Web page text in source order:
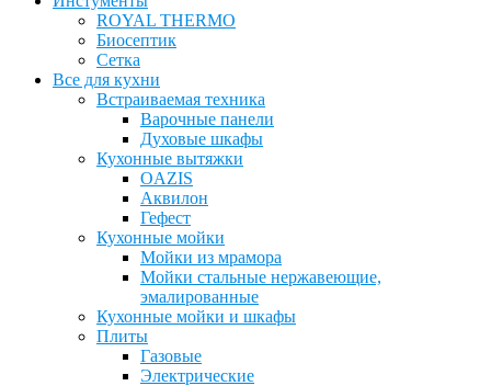
ROYAL THERMO
Биосептик
Сетка
Все для кухни
Встраиваемая техника
Варочные панели
Духовые шкафы
Кухонные вытяжки
OAZIS
Аквилон
Гефест
Кухонные мойки
Мойки из мрамора
Мойки стальные нержавеющие,
эмалированные
Кухонные мойки и шкафы
Плиты
Газовые
Электрические